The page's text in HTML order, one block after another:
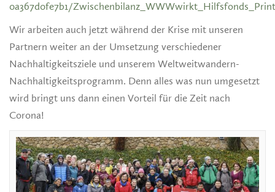
0a367d0fe7b1/
Wir arbeiten auch jetzt während der Krise mit unseren
Partnern weiter an der Umsetzung verschiedener
Nachhaltigkeitsziele und unserem Weltweitwandern-
Nachhaltigkeitsprogramm. Denn alles was nun umgesetzt
wird bringt uns dann einen Vorteil für die Zeit nach
Corona!